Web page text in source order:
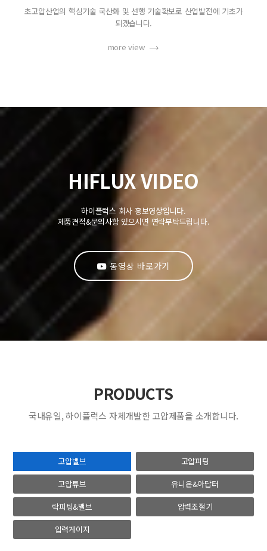
초고압산업의 핵심기술 국산화 및 선행 기술확보로 산업발전에 기초가
되겠습니다.
more view
HIFLUX VIDEO
하이플럭스 회사 홍보영상입니다.
제품견적&문의사항 있으시면 연락부탁드립니다.
동영상 바로가기
PRODUCTS
국내유일, 하이플럭스 자체개발한 고압제품을 소개합니다.
고압밸브 고압피팅
고압튜브 유니온&아답터
락피팅&밸브 압력조절기
압력게이지